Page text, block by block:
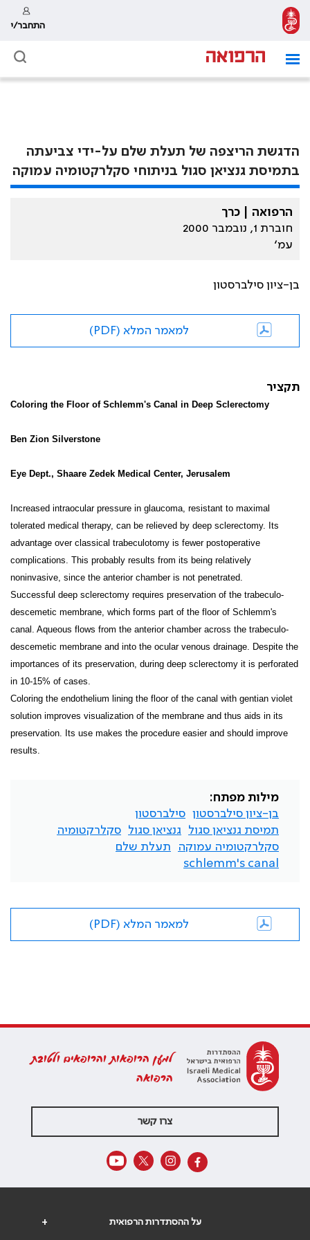
התחבר/י
הדגשת הריצפה של תעלת שלם על-ידי צביעתה
בתמיסת גנציאן סגול בניתוחי סקלרקטומיה עמוקה
הרפואה | כרך
חוברת 1, נובמבר 2000
עמ׳
בן-ציון סילברסטון
למאמר המלא (PDF)
תקציר
Coloring the Floor of Schlemm's Canal in Deep Sclerectomy
Ben Zion Silverstone
Eye Dept., Shaare Zedek Medical Center, Jerusalem
Increased intraocular pressure in glaucoma, resistant to maximal
tolerated medical therapy, can be relieved by deep sclerectomy. Its
advantage over classical trabeculotomy is fewer postoperative
complications. This probably results from its being relatively
noninvasive, since the anterior chamber is not penetrated.
Successful deep sclerectomy requires preservation of the trabeculo-
descemetic membrane, which forms part of the floor of Schlemm's
canal. Aqueous flows from the anterior chamber across the trabeculo-
descemetic membrane and into the ocular venous drainage. Despite the
importances of its preservation, during deep sclerectomy it is perforated
in 10-15% of cases.
Coloring the endothelium lining the floor of the canal with gentian violet
solution improves visualization of the membrane and thus aids in its
preservation. Its use makes the procedure easier and should improve
results.
מילות מפתח:
בן-ציון סילברסטון סילברסטון
תמיסת גנציאן סגול
גנציאן סגול
סקלרקטומיה
סקלרקטומיה עמוקה
תעלת שלם
schlemm's canal
למאמר המלא (PDF)
למען הרופאות והרופאים ולטובת
הרפואה
צרו קשר
+ על ההסתדרות הרפואית